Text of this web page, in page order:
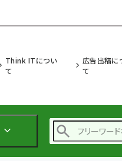
Think ITについ
て
広告出稿に
て